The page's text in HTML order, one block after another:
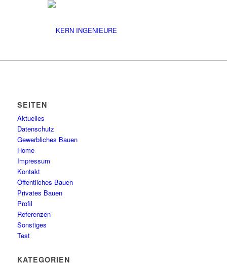
SEITEN
Aktuelles
Datenschutz
Gewerbliches Bauen
Home
Impressum
Kontakt
Öffentliches Bauen
Privates Bauen
Profil
Referenzen
Sonstiges
Test
KATEGORIEN